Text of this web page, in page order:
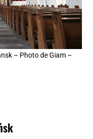
– Photo de Giam –